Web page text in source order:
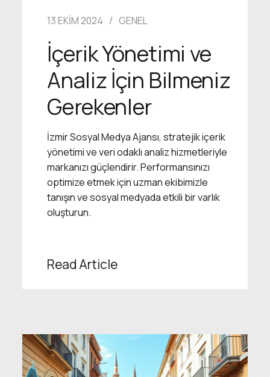
13 EKIM 2024 GENEL
İçerik Yönetimi ve
Analiz İçin Bilmeniz
Gerekenler
İzmir Sosyal Medya Ajansı, stratejik içerik
yönetimi ve veri odaklı analiz hizmetleriyle
markanızı güçlendirir. Performansınızı
optimize etmek için uzman ekibimizle
tanışın ve sosyal medyada etkili bir varlık
oluşturun.
Read Article